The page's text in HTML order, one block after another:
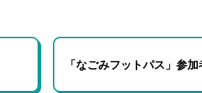
「なごみフットパス」参加